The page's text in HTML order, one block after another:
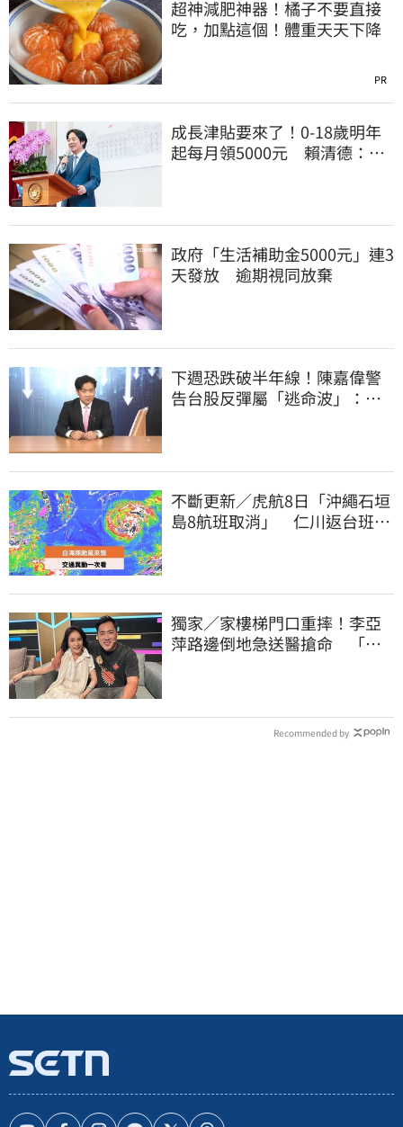
超神減肥神器！橘子不要直接
吃，加點這個！體重天天下降
PR
成長津貼要來了！0-18歲明年
起每月領5000元 賴清德：此
政府「生活補助金5000元」連3
天發放 逾期視同放棄
下週恐跌破半年線！陳嘉偉警
告台股反彈屬「逃命波」：空
不斷更新／虎航8日「沖繩石垣
島8航班取消」 仁川返台班機
獨家／家樓梯門口重摔！李亞
萍路邊倒地急送醫搶命 「最
Recommended by